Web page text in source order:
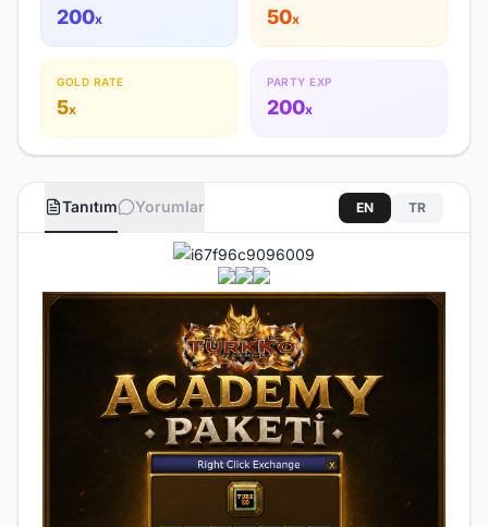
200x 50x
GOLD RATE
5x
PARTY EXP
200x
Tanıtım Yorumlar EN TR